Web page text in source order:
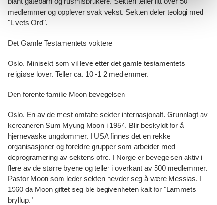
medlemmer og opplever svak vekst. Sekten deler teologi med
"Livets Ord".
Det Gamle Testamentets voktere
Oslo. Minisekt som vil leve etter det gamle testamentets
religiøse lover. Teller ca. 10 -1 2 medlemmer.
Den forente familie Moon bevegelsen
Oslo. En av de mest omtalte sekter internasjonalt. Grunnlagt av
koreaneren Sum Myung Moon i 1954. Blir beskyldt for å
hjernevaske ungdommer. I USA finnes det en rekke
organisasjoner og foreldre grupper som arbeider med
deprogramering av sektens ofre. I Norge er bevegelsen aktiv i
flere av de større byene og teller i overkant av 500 medlemmer.
Pastor Moon som leder sekten hevder seg å være Messias. I
1960 da Moon giftet seg ble begivenheten kalt for "Lammets
bryllup."